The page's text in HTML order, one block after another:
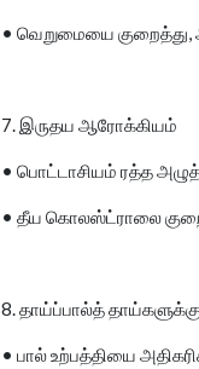
• வெறுமையை
7. இருதய ஆரோக்கியம்
• பொட்டாசியம் ரத்த
• தீய கொலஸ்ட்ராலை
8. தாய்ப்பால்த் தாய்களுக்கு
• பால் உற்பத்தியை